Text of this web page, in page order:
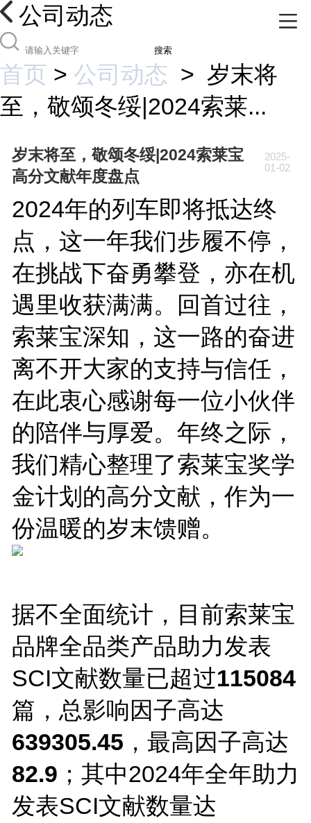
公司动态
搜索
首页 > 公司动态 > 岁末将
至，敬颂冬绥|2024索莱...
岁末将至，敬颂冬绥|2024索莱宝
高分文献年度盘点
2025-
01-02
2024年的列车即将抵达终
点，这一年我们步履不停，
在挑战下奋勇攀登，亦在机
遇里收获满满。回首过往，
索莱宝深知，这一路的奋进
离不开大家的支持与信任，
在此衷心感谢每一位小伙伴
的陪伴与厚爱。年终之际，
我们精心整理了索莱宝奖学
金计划的高分文献，作为一
份温暖的岁末馈赠。
据不全面统计，目前索莱宝
品牌全品类产品助力发表
SCI文献数量已超过115084
篇，总影响因子高达
639305.45 ，最高因子高达
82.9 ；其中2024年全年助力
发表SCI文献数量达